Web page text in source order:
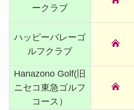
ークラブ
ハッピーバレーゴ
ルフクラブ
Hanazono Golf(旧
ニセコ東急ゴルフ
コース）